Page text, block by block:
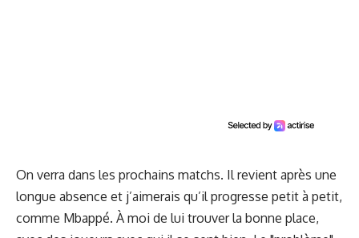
On verra dans les prochains matchs. Il revient après une
longue absence et j’aimerais qu’il progresse petit à petit,
comme Mbappé. À moi de lui trouver la bonne place,